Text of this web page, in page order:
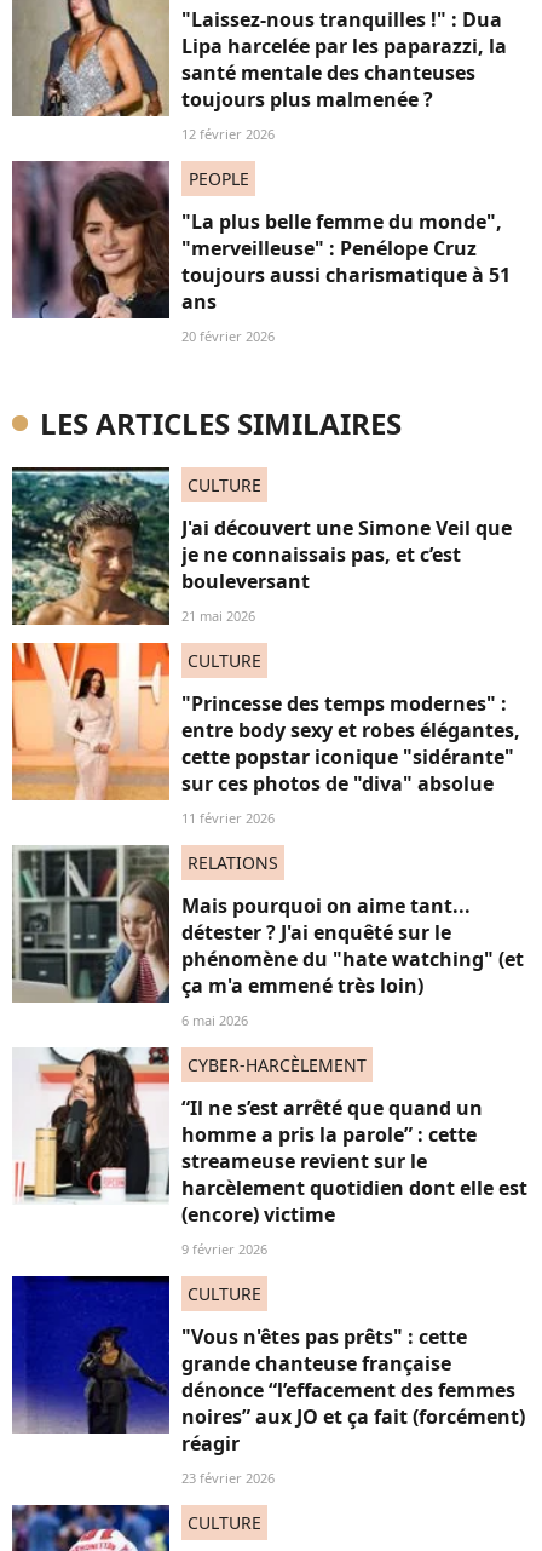
"Laissez-nous tranquilles !" : Dua
Lipa harcelée par les paparazzi, la
santé mentale des chanteuses
toujours plus malmenée ?
12 février 2026
PEOPLE
"La plus belle femme du monde",
"merveilleuse" : Penélope Cruz
toujours aussi charismatique à 51
ans
20 février 2026
LES ARTICLES SIMILAIRES
CULTURE
J'ai découvert une Simone Veil que
je ne connaissais pas, et c’est
bouleversant
21 mai 2026
CULTURE
"Princesse des temps modernes" :
entre body sexy et robes élégantes,
cette popstar iconique "sidérante"
sur ces photos de "diva" absolue
11 février 2026
RELATIONS
Mais pourquoi on aime tant...
détester ? J'ai enquêté sur le
phénomène du "hate watching" (et
ça m'a emmené très loin)
6 mai 2026
CYBER-HARCÈLEMENT
“Il ne s’est arrêté que quand un
homme a pris la parole” : cette
streameuse revient sur le
harcèlement quotidien dont elle est
(encore) victime
9 février 2026
CULTURE
"Vous n'êtes pas prêts" : cette
grande chanteuse française
dénonce “l’effacement des femmes
noires” aux JO et ça fait (forcément)
réagir
23 février 2026
CULTURE